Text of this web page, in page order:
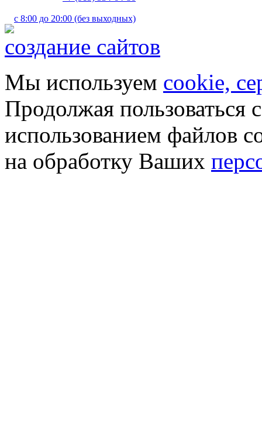
с 8:00 до 20:00 (без выходных)
создание сайтов
Мы используем cookie,
Продолжая пользоваться
использованием файлов
на обработку Ваших